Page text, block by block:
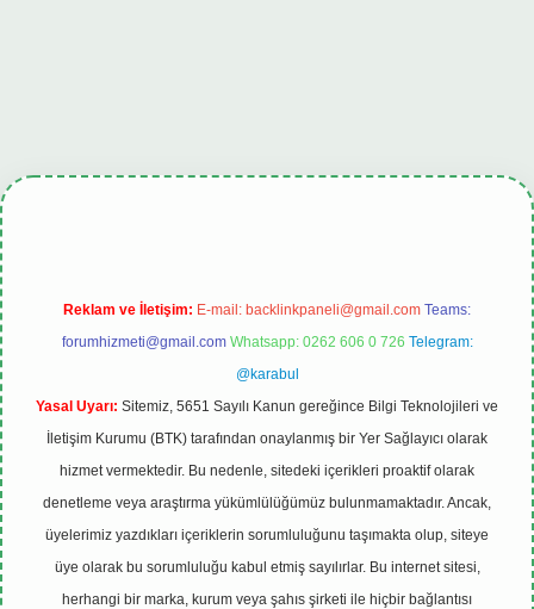
Reklam ve İletişim: E-mail: backlinkpaneli@gmail.com Teams:
forumhizmeti@gmail.com Whatsapp: 0262 606 0 726 Telegram:
@karabul
Yasal Uyarı: Sitemiz, 5651 Sayılı Kanun gereğince Bilgi Teknolojileri ve
İletişim Kurumu (BTK) tarafından onaylanmış bir Yer Sağlayıcı olarak
hizmet vermektedir. Bu nedenle, sitedeki içerikleri proaktif olarak
denetleme veya araştırma yükümlülüğümüz bulunmamaktadır. Ancak,
üyelerimiz yazdıkları içeriklerin sorumluluğunu taşımakta olup, siteye
üye olarak bu sorumluluğu kabul etmiş sayılırlar. Bu internet sitesi,
herhangi bir marka, kurum veya şahıs şirketi ile hiçbir bağlantısı